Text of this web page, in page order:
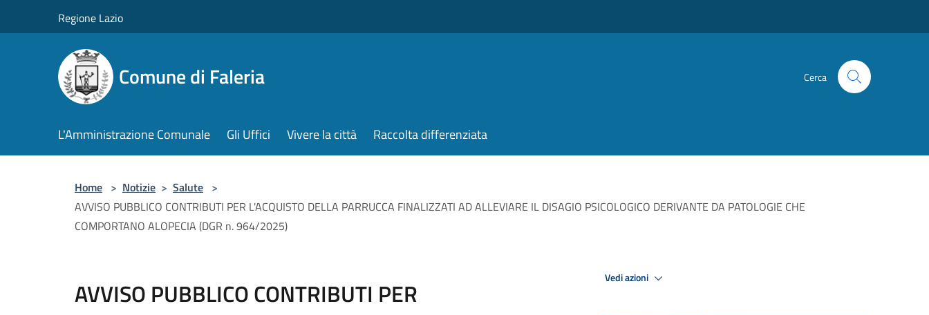
Regione Lazio
Comune di Faleria Cerca
L'Amministrazione Comunale Gli Uffici Vivere la città Raccolta differenziata
Home > Notizie > Salute >
AVVISO PUBBLICO CONTRIBUTI PER L'ACQUISTO DELLA PARRUCCA FINALIZZATI AD ALLEVIARE IL DISAGIO PSICOLOGICO DERIVANTE DA PATOLOGIE CHE
COMPORTANO ALOPECIA (DGR n. 964/2025)
AVVISO PUBBLICO CONTRIBUTI PER
Vedi azioni